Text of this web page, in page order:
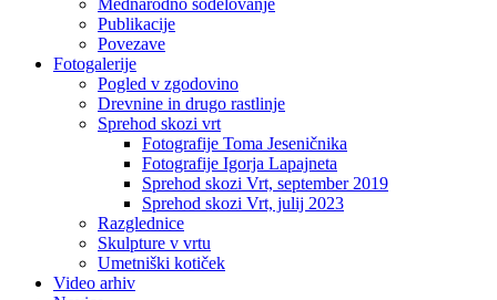
Publikacije
Povezave
Fotogalerije
Pogled v zgodovino
Drevnine in drugo rastlinje
Sprehod skozi vrt
Fotografije Toma Jeseničnika
Fotografije Igorja Lapajneta
Sprehod skozi Vrt, september 2019
Sprehod skozi Vrt, julij 2023
Razglednice
Skulpture v vrtu
Umetniški kotiček
Video arhiv